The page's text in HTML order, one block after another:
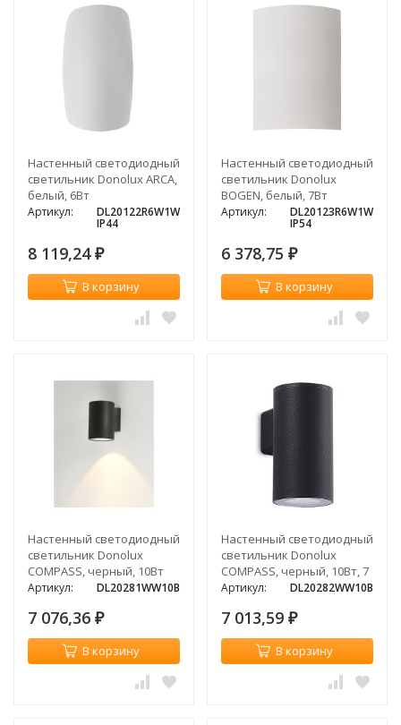
Настенный светодиодный
светильник Donolux ARCA,
белый, 6Вт
Артикул: DL20122R6W1W
IP44
8 119,24 ₽
В корзину
Настенный светодиодный
светильник Donolux
BOGEN, белый, 7Вт
Артикул: DL20123R6W1W
IP54
6 378,75 ₽
В корзину
Настенный светодиодный
светильник Donolux
COMPASS, черный, 10Вт
Артикул: DL20281WW10B
7 076,36 ₽
В корзину
Настенный светодиодный
светильник Donolux
COMPASS, черный, 10Вт, 7
°
Артикул: DL20282WW10B
7 013,59 ₽
В корзину